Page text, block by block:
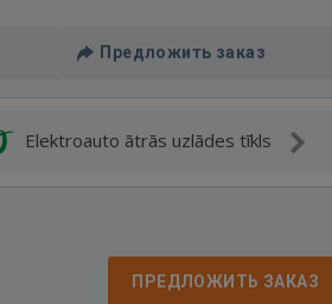
Предложить заказ
Elektroauto ātrās uzlādes tīkls
ПРЕДЛОЖИТЬ ЗАКАЗ